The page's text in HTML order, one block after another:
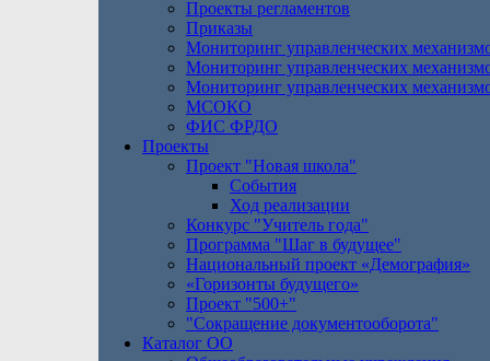
Проекты регламентов
Приказы
Мониторинг управленческих
Мониторинг управленческих
Мониторинг управленческих
МСОКО
ФИС ФРДО
Проекты
Проект "Новая школа"
События
Ход реализации
Конкурс "Учитель года"
Программа "Шаг в будущее"
Национальный проект «Демография»
«Горизонты будущего»
Проект "500+"
"Сокращение документооборота"
Каталог ОО